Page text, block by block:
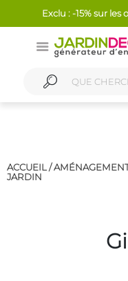
Exclu : -15% sur les
ACCUEIL /
JARDIN